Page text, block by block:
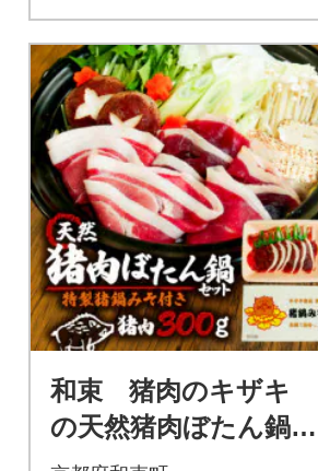
和束 猪肉のキザキ
の天然猪肉ぼたん鍋
セット 猪肉300g味噌